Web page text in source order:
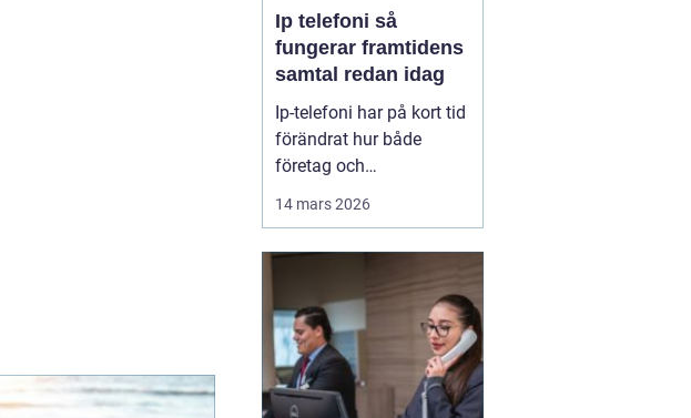
Ip telefoni så
fungerar framtidens
samtal redan idag
Ip-telefoni har på kort tid
förändrat hur både
företag och
går samtalen via
internet. Kostnaderna
sjunker, flexibiliteten
ökar och möjligheterna
att bygga ...
14 mars 2026